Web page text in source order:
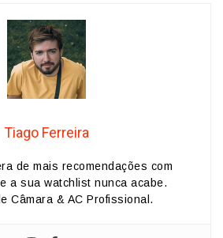
Tiago Ferreira
de mais recomendações com
a sua watchlist nunca acabe.
Câmara & AC Profissional.